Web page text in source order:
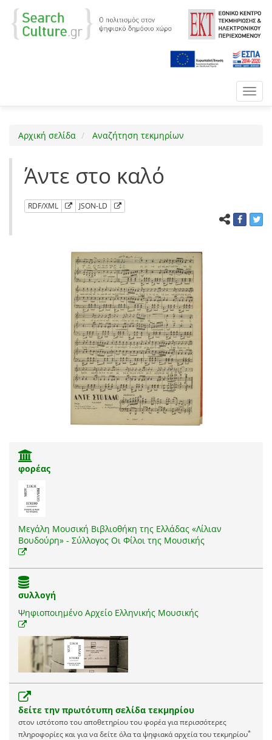
Αρχική σελίδα Αναζήτηση τεκμηρίων
Άντε στο καλό
RDF/XML JSON-LD
φορέας
Μεγάλη Μουσική Βιβλιοθήκη της Ελλάδας «Λίλιαν
Βουδούρη» - Σύλλογος Οι Φίλοι της Μουσικής
συλλογή
Ψηφιοποιημένο Αρχείο Ελληνικής Μουσικής
δείτε την πρωτότυπη σελίδα τεκμηρίου
στον ιστότοπο του αποθετηρίου του φορέα για περισσότερες
πληροφορίες και για να δείτε όλα τα ψηφιακά αρχεία του τεκμηρίου*